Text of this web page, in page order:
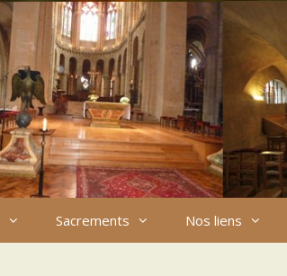
Sacrements
Nos liens